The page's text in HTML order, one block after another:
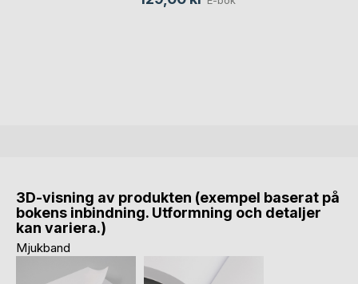
3D-visning av produkten (exempel baserat på
bokens inbindning. Utformning och detaljer
kan variera.)
Mjukband